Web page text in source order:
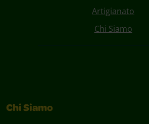
Artigianato
Chi Siamo
Chi Siamo